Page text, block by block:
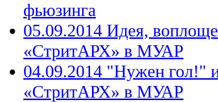
фьюзинга
05.09.2014 Идея,
«СтритАРХ» в МУАР
04.09.2014 "Нужен гол!"
«СтритАРХ» в МУАР